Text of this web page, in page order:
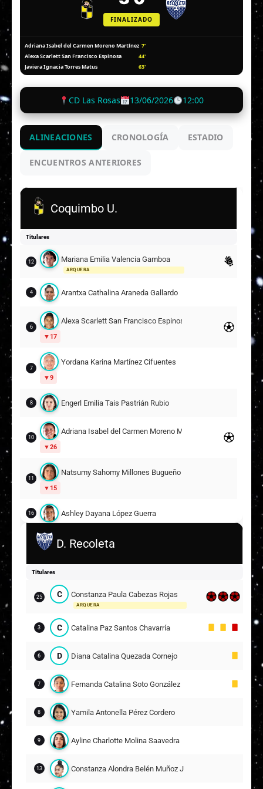
FINALIZADO
Adriana Isabel del Carmen Moreno Martínez 7'
Alexa Scarlett San Francisco Espinosa
44'
Javiera Ignacia Torres Matus
63'
CD Las Rosas 13/06/2026 12:00
ALINEACIONES CRONOLOGÍA ESTADIO
ENCUENTROS ANTERIORES
Coquimbo U.
Titulares
12 Mariana Emilia Valencia Gamboa
ARQUERA
4 Arantxa Cathalina Araneda Gallardo
6
Alexa Scarlett San Francisco Espinosa
17
7
Yordana Karina Martínez Cifuentes
9
8 Engerl Emilia Tais Pastrián Rubio
10
Adriana Isabel del Carmen Moreno Martínez
26
11
Natsumy Sahomy Millones Bugueño
15
16 Ashley Dayana López Guerra
Ninoska Alejandra Lecaros Muñoz
19
Camila Fernanda Guzmán Pino
ARQUERA
Ivette Andrea Campos Figueroa
19
Antonia Belén López Olivares 7
Graciela del Carmen Flores Nail
Antonella Anahís Rivera Ibacache
D. Recoleta
Titulares
25 C Constanza Paula Cabezas Rojas
ARQUERA
3 C Catalina Paz Santos Chavarría
6 D Diana Catalina Quezada Cornejo
7 Fernanda Catalina Soto González
8 Yamila Antonella Pérez Cordero
9 Ayline Charlotte Molina Saavedra
13 Constanza Alondra Belén Muñoz Jiménez